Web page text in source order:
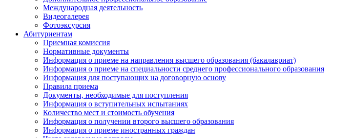
Международная деятельность
Видеогалерея
Фотоэксурсия
Абитуриентам
Приемная комиссия
Нормативные документы
Информация о приеме на направления высшего образования (бакалавриат)
Информация о приеме на специальности среднего профессионального образования
Информация для поступающих на договорную основу
Правила приема
Документы, необходимые для поступления
Информация о вступительных испытаниях
Количество мест и стоимость обучения
Информация о получении второго высшего образования
Информация о приеме иностранных граждан